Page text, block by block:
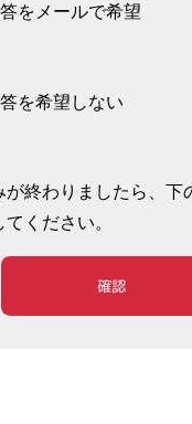
をメールで希望
を希望しない
が終わりましたら、下
ください。
確認